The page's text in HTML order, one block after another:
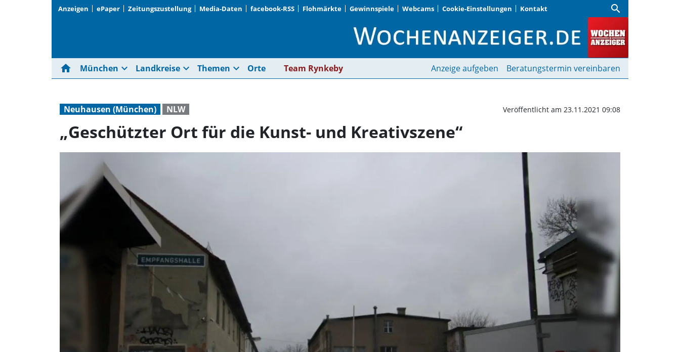
Anzeigen ePaper Zeitungszustellung Media-Daten facebook-RSS Flohmärkte Gewinnspiele Webcams Cookie-Einstellungen Kontakt search
„Geschützter Ort für die Kunst- und
home München expand_more Landkreise expand_more Themen expand_more Orte Team Rynkeby Anzeige aufgeben Beratungstermin vereinbaren
Neuhausen (München) NLW Veröffentlicht am 23.11.2021 09:08
„Geschützter Ort für die Kunst- und Kreativszene“